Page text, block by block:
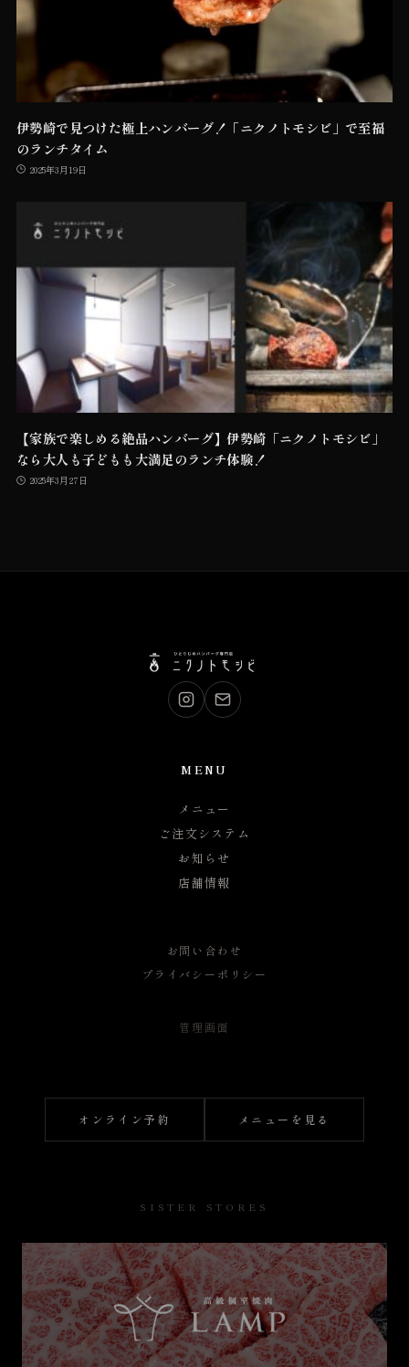
伊勢崎で見つけた極上ハンバーグ！「ニクノトモシビ」で至福
のランチタイム
2025年3月19日
【家族で楽しめる絶品ハンバーグ】伊勢崎「ニクノトモシビ」
なら大人も子どもも大満足のランチ体験！
2025年3月27日
MENU
メニュー
ご注文システム
お知らせ
店舗情報
お問い合わせ
プライバシーポリシー
管理画面
オンライン予約 メニューを見る
SISTER STORES